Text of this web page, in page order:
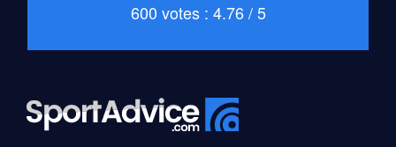
600 votes : 4.76 / 5